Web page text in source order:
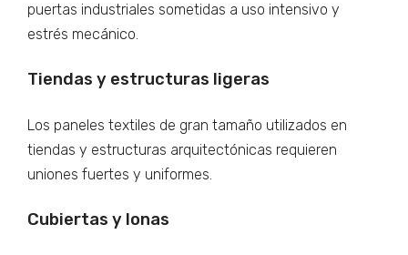
puertas industriales sometidas a uso intensivo y
estrés mecánico.
Tiendas y estructuras ligeras
Los paneles textiles de gran tamaño utilizados en
tiendas y estructuras arquitectónicas requieren
uniones fuertes y uniformes.
Cubiertas y lonas